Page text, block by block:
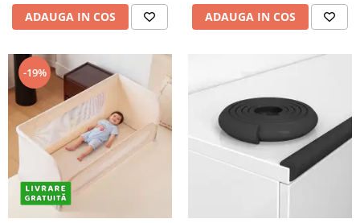
ADAUGA IN COS ADAUGA IN COS
-19%